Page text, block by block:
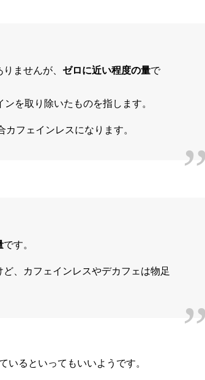
ませんが、 ゼロに近い程度の量で
を取り除いたものを指します。
フェインレスになります。
です。
、カフェインレスやデカフェは物足
いるといってもいいようです。